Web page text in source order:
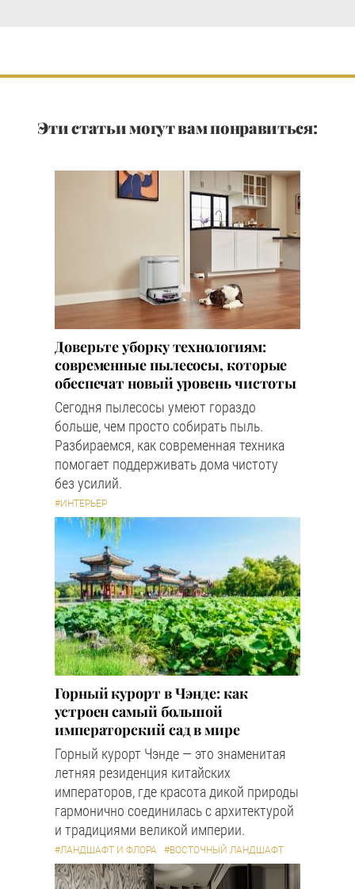
Эти статьи могут вам понравиться:
Доверьте уборку технологиям:
современные пылесосы, которые
обеспечат новый уровень чистоты
Сегодня пылесосы умеют гораздо
больше, чем просто собирать пыль.
Разбираемся, как современная техника
помогает поддерживать дома чистоту
без усилий.
#ИНТЕРЬЕР
Горный курорт в Чэнде: как
устроен самый большой
императорский сад в мире
Горный курорт Чэнде — это знаменитая
летняя резиденция китайских
императоров, где красота дикой природы
гармонично соединилась с архитектурой
и традициями великой империи.
#ЛАНДШАФТ И ФЛОРА #ВОСТОЧНЫЙ ЛАНДШАФТ